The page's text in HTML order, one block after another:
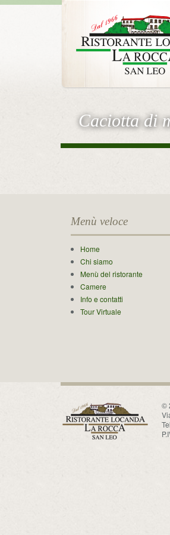
Caciotta di
Menù veloce
Home
Chi siamo
Menù del ristorante
Camere
Info e contatti
Tour Virtuale
©